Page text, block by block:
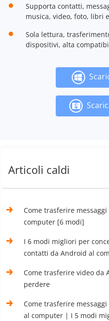
Supporta contatti,
musica, video, foto, libri
Sola lettura,
dispositivi, alta
Articoli caldi
Come trasferire
computer [6 modi]
I 6 modi migliori per
contatti da Android al
Come trasferire video da
perdere
Come trasferire
al computer | I 5 modi